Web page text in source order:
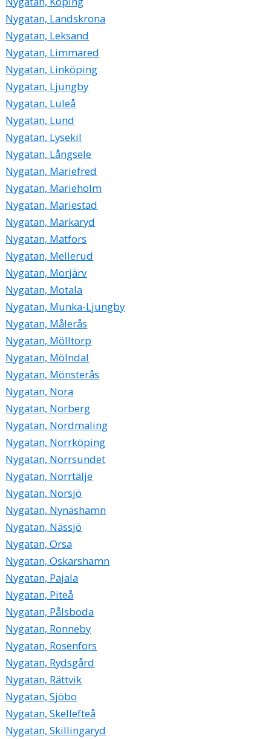
Nygatan, Landskrona
Nygatan, Leksand
Nygatan, Limmared
Nygatan, Linköping
Nygatan, Ljungby
Nygatan, Luleå
Nygatan, Lund
Nygatan, Lysekil
Nygatan, Långsele
Nygatan, Mariefred
Nygatan, Marieholm
Nygatan, Mariestad
Nygatan, Markaryd
Nygatan, Matfors
Nygatan, Mellerud
Nygatan, Morjärv
Nygatan, Motala
Nygatan, Munka-Ljungby
Nygatan, Målerås
Nygatan, Mölltorp
Nygatan, Mölndal
Nygatan, Mönsterås
Nygatan, Nora
Nygatan, Norberg
Nygatan, Nordmaling
Nygatan, Norrköping
Nygatan, Norrsundet
Nygatan, Norrtälje
Nygatan, Norsjö
Nygatan, Nynäshamn
Nygatan, Nässjö
Nygatan, Orsa
Nygatan, Oskarshamn
Nygatan, Pajala
Nygatan, Piteå
Nygatan, Pålsboda
Nygatan, Ronneby
Nygatan, Rosenfors
Nygatan, Rydsgård
Nygatan, Rättvik
Nygatan, Sjöbo
Nygatan, Skellefteå
Nygatan, Skillingaryd